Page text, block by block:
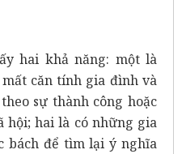
hai khả năng: một là
căn tính gia đình và
sự thành công hoặc
hội; hai là có những gia
bách để tìm lại ý nghĩa